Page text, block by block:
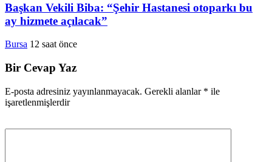
Başkan Vekili Biba: “Şehir Hastanesi otoparkı bu
ay hizmete açılacak”
Bursa 12 saat önce
Bir Cevap Yaz
E-posta adresiniz yayınlanmayacak. Gerekli alanlar * ile
işaretlenmişlerdir